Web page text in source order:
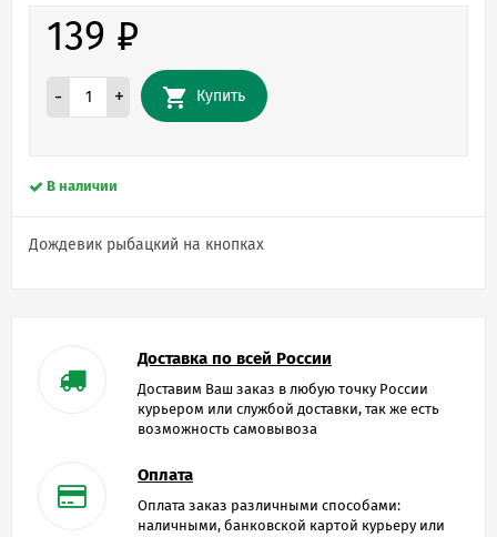
139 ₽
- + Купить
В наличии
Дождевик рыбацкий на кнопках
Доставка по всей России
Доставим Ваш заказ в любую точку России
курьером или службой доставки, так же есть
возможность самовывоза
Оплата
Оплата заказ различными способами:
наличными, банковской картой курьеру или